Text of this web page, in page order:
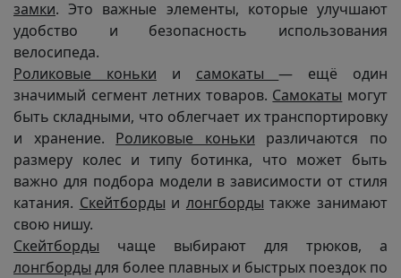
замки. Это важные элементы, которые улучшают
удобство и безопасность использования
велосипеда.
Роликовые коньки и самокаты— ещё один
значимый сегмент летних товаров. Самокаты могут
быть складными, что облегчает их транспортировку
и хранение. Роликовые коньки различаются по
размеру колес и типу ботинка, что может быть
важно для подбора модели в зависимости от стиля
катания. Скейтборды и лонгборды также занимают
свою нишу.
Скейтборды чаще выбирают для трюков, а
лонгборды для более плавных и быстрых поездок по